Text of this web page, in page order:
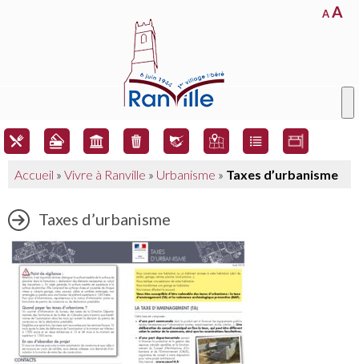
AA
Accueil » Vivre à Ranville » Urbanisme » Taxes d’urbanisme
Taxes d’urbanisme